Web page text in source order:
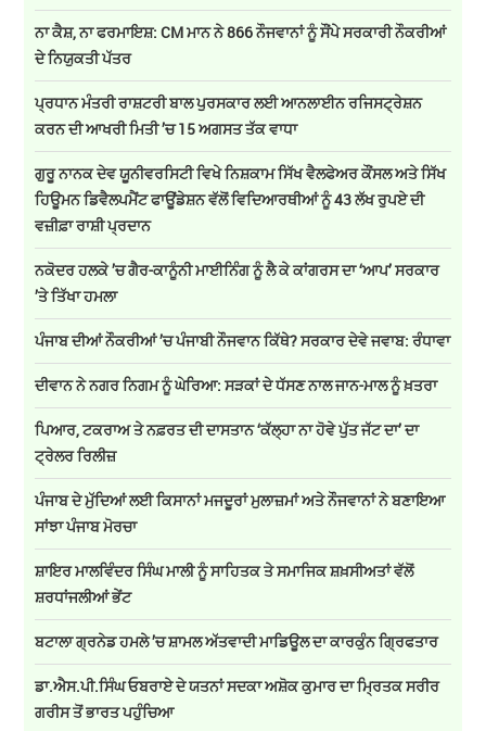
ਨਾ ਕੈਸ਼, ਨਾ ਫਰਮਾਇਸ਼: CM ਮਾਨ ਨੇ 866 ਨੌਜਵਾਨਾਂ ਨੂੰ ਸੌਂਪੇ ਸਰਕਾਰੀ ਨੌਕਰੀਆਂ
ਦੇ ਨਿਯੁਕਤੀ ਪੱਤਰ
ਪ੍ਰਧਾਨ ਮੰਤਰੀ ਰਾਸ਼ਟਰੀ ਬਾਲ ਪੁਰਸਕਾਰ ਲਈ ਆਨਲਾਈਨ ਰਜਿਸਟ੍ਰੇਸ਼ਨ
ਕਰਨ ਦੀ ਆਖਰੀ ਮਿਤੀ ’ਚ 15 ਅਗਸਤ ਤੱਕ ਵਾਧਾ
ਗੁਰੂ ਨਾਨਕ ਦੇਵ ਯੂਨੀਵਰਸਿਟੀ ਵਿਖੇ ਨਿਸ਼ਕਾਮ ਸਿੱਖ ਵੈਲਫੇਅਰ ਕੌਂਸਲ ਅਤੇ ਸਿੱਖ
ਹਿਊਮਨ ਡਿਵੈਲਪਮੈਂਟ ਫਾਊਂਡੇਸ਼ਨ ਵੱਲੋਂ ਵਿਦਿਆਰਥੀਆਂ ਨੂੰ 43 ਲੱਖ ਰੁਪਏ ਦੀ
ਵਜ਼ੀਫ਼ਾ ਰਾਸ਼ੀ ਪ੍ਰਦਾਨ
ਨਕੋਦਰ ਹਲਕੇ ’ਚ ਗੈਰ-ਕਾਨੂੰਨੀ ਮਾਈਨਿੰਗ ਨੂੰ ਲੈ ਕੇ ਕਾਂਗਰਸ ਦਾ ‘ਆਪ’ ਸਰਕਾਰ
’ਤੇ ਤਿੱਖਾ ਹਮਲਾ
ਪੰਜਾਬ ਦੀਆਂ ਨੌਕਰੀਆਂ ’ਚ ਪੰਜਾਬੀ ਨੌਜਵਾਨ ਕਿੱਥੇ? ਸਰਕਾਰ ਦੇਵੇ ਜਵਾਬ: ਰੰਧਾਵਾ
ਦੀਵਾਨ ਨੇ ਨਗਰ ਨਿਗਮ ਨੂੰ ਘੇਰਿਆ: ਸੜਕਾਂ ਦੇ ਧੱਸਣ ਨਾਲ ਜਾਨ-ਮਾਲ ਨੂੰ ਖ਼ਤਰਾ
ਪਿਆਰ, ਟਕਰਾਅ ਤੇ ਨਫ਼ਰਤ ਦੀ ਦਾਸਤਾਨ ‘ਕੱਲ੍ਹਾ ਨਾ ਹੋਵੇ ਪੁੱਤ ਜੱਟ ਦਾ’ ਦਾ
ਟ੍ਰੇਲਰ ਰਿਲੀਜ਼
ਪੰਜਾਬ ਦੇ ਮੁੱਦਿਆਂ ਲਈ ਕਿਸਾਨਾਂ ਮਜਦੂਰਾਂ ਮੁਲਾਜ਼ਮਾਂ ਅਤੇ ਨੌਜਵਾਨਾਂ ਨੇ ਬਣਾਇਆ
ਸਾਂਝਾ ਪੰਜਾਬ ਮੋਰਚਾ
ਸ਼ਾਇਰ ਮਾਲਵਿੰਦਰ ਸਿੰਘ ਮਾਲੀ ਨੂੰ ਸਾਹਿਤਕ ਤੇ ਸਮਾਜਿਕ ਸ਼ਖ਼ਸੀਅਤਾਂ ਵੱਲੋਂ
ਸ਼ਰਧਾਂਜਲੀਆਂ ਭੇਂਟ
ਬਟਾਲਾ ਗ੍ਰਨੇਡ ਹਮਲੇ ’ਚ ਸ਼ਾਮਲ ਅੱਤਵਾਦੀ ਮਾਡਿਊਲ ਦਾ ਕਾਰਕੁੰਨ ਗ੍ਰਿਫਤਾਰ
ਡਾ.ਐਸ.ਪੀ.ਸਿੰਘ ਓਬਰਾਏ ਦੇ ਯਤਨਾਂ ਸਦਕਾ ਅਸ਼ੋਕ ਕੁਮਾਰ ਦਾ ਮ੍ਰਿਤਕ ਸਰੀਰ
ਗਰੀਸ ਤੋਂ ਭਾਰਤ ਪਹੁੰਚਿਆ